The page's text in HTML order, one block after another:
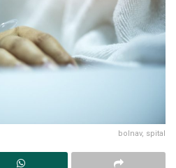
bolnav, spital